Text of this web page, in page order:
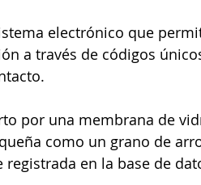
electrónico que
a través de códigos
por una membrana de
como un grano de
en la base de